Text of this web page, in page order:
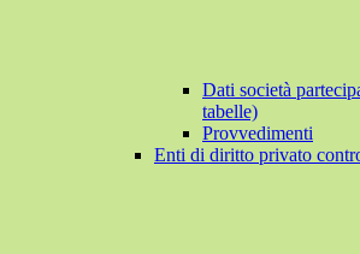
Dati società
tabelle)
Provvedimenti
Enti di diritto privato